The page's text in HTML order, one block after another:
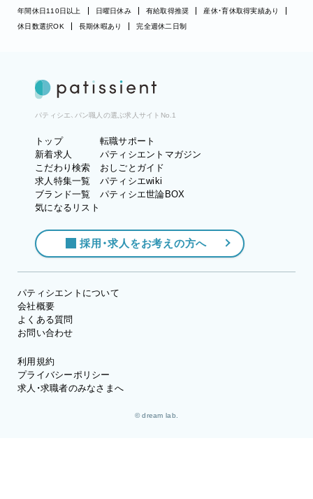
年間休日110日以上
日曜日休み 有給取得推奨
産休・育休取得実績あり
休日数選択OK
長期休暇あり 完全週休二日制
パティシエ、パン職人の選ぶ求人サイトNo.1
トップ
新着求人
こだわり検索
求人特集一覧
ブランド一覧
気になるリスト
転職サポート
パティシエントマガジン
おしごとガイド
パティシエwiki
パティシエ世論BOX
採用・求人をお考えの方へ
パティシエントについて
会社概要
よくある質問
お問い合わせ
利用規約
プライバシーポリシー
求人・求職者のみなさまへ
© dream lab.